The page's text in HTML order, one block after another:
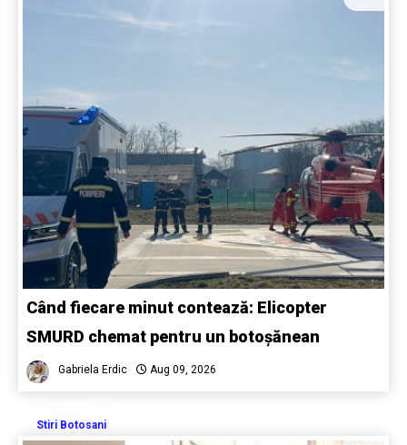
Când fiecare minut contează: Elicopter
SMURD chemat pentru un botoșănean
Gabriela Erdic Aug 09, 2026
Stiri Botosani